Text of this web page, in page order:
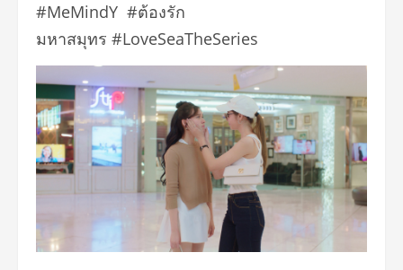
#MeMindY #ต้องรัก
มหาสมุทร #LoveSeaTheSeries